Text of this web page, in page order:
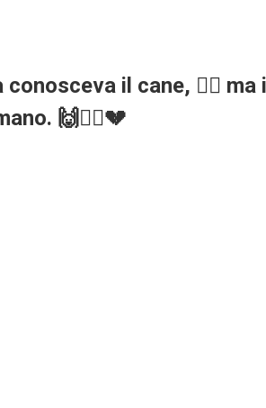
il cane, 🐕‍🦺
🙌🧍‍♂️💔